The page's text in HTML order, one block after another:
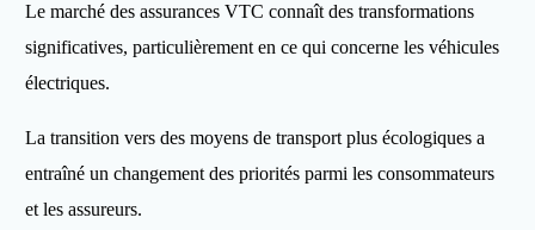
Le marché des assurances VTC connaît des transformations
significatives, particulièrement en ce qui concerne les véhicules
électriques.
La transition vers des moyens de transport plus écologiques a
entraîné un changement des priorités parmi les consommateurs
et les assureurs.